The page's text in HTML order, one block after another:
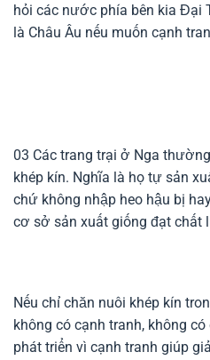
hỏi các nước phía bên kia Đại
là Châu Âu nếu muốn cạnh
03 Các trang trại ở Nga
khép kín. Nghĩa là họ tự sản
chứ không nhập heo hậu bị
cơ sở sản xuất giống đạt chất
Nếu chỉ chăn nuôi khép kín
không có cạnh tranh, không
phát triển vì cạnh tranh giúp